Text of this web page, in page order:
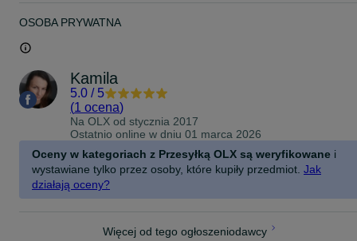
OSOBA PRYWATNA
Kamila
5.0 / 5
(1 ocena)
Na OLX od stycznia 2017
Ostatnio online w dniu 01 marca 2026
Oceny w kategoriach z Przesyłką OLX są weryfikowane i
wystawiane tylko przez osoby, które kupiły przedmiot. Jak
działają oceny?
Więcej od tego ogłoszeniodawcy